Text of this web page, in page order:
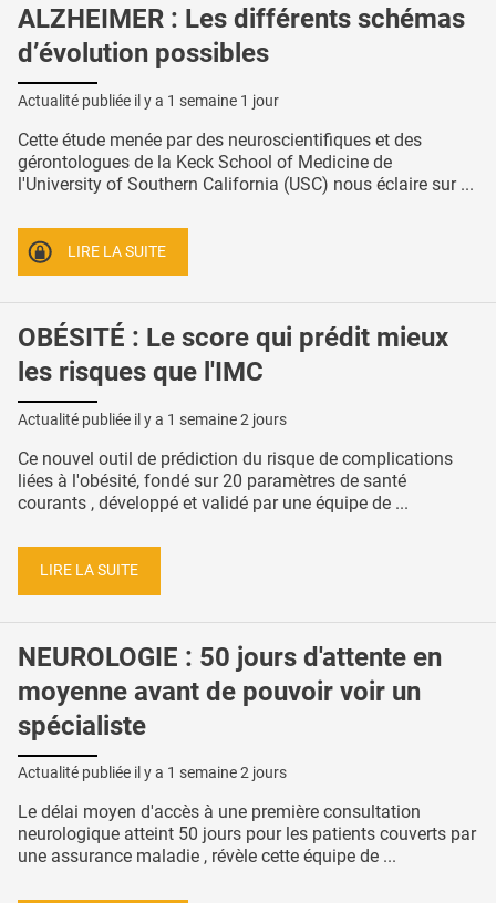
ALZHEIMER : Les différents schémas
d’évolution possibles
Actualité publiée il y a 1 semaine 1 jour
Cette étude menée par des neuroscientifiques et des
gérontologues de la Keck School of Medicine de
l'University of Southern California (USC) nous éclaire sur ...
LIRE LA SUITE
OBÉSITÉ : Le score qui prédit mieux
les risques que l'IMC
Actualité publiée il y a 1 semaine 2 jours
Ce nouvel outil de prédiction du risque de complications
liées à l'obésité, fondé sur 20 paramètres de santé
courants , développé et validé par une équipe de ...
LIRE LA SUITE
NEUROLOGIE : 50 jours d'attente en
moyenne avant de pouvoir voir un
spécialiste
Actualité publiée il y a 1 semaine 2 jours
Le délai moyen d'accès à une première consultation
neurologique atteint 50 jours pour les patients couverts par
une assurance maladie , révèle cette équipe de ...